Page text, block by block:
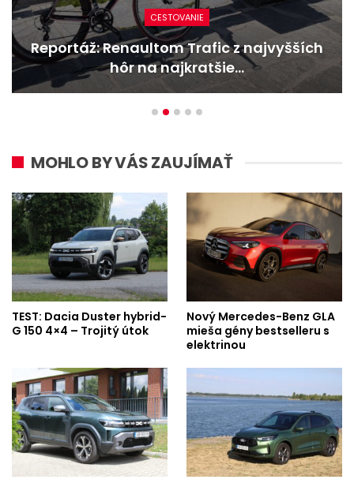
CESTOVANIE
Reportáž: Renaultom Trafic z najvyšších
hôr na najkratšie…
MOHLO BY VÁS ZAUJÍMAŤ
TEST: Dacia Duster hybrid-
G 150 4×4 – Trojitý útok
Nový Mercedes-Benz GLA
mieša gény bestselleru s
elektrinou